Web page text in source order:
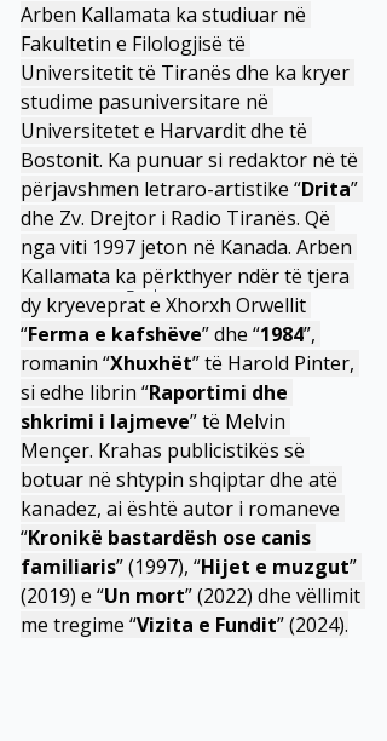
< Back
Arben Kallamata ka studiuar në
Fakultetin e Filologjisë të
Universitetit të Tiranës dhe ka kryer
studime pasuniversitare në
Universitetet e Harvardit dhe të
Bostonit. Ka punuar si redaktor në të
përjavshmen letraro-artistike “Drita”
dhe Zv. Drejtor i Radio Tiranës. Që
nga viti 1997 jeton në Kanada. Arben
Kallamata ka përkthyer ndër të tjera
dy kryeveprat e Xhorxh Orwellit
“Ferma e kafshëve” dhe “1984”,
romanin “Xhuxhët” të Harold Pinter,
si edhe librin “Raportimi dhe
shkrimi i lajmeve” të Melvin
Mençer. Krahas publicistikës së
botuar në shtypin shqiptar dhe atë
kanadez, ai është autor i romaneve
“Kronikë bastardësh ose canis
familiaris” (1997), “Hijet e muzgut”
(2019) e “Un mort” (2022) dhe vëllimit
me tregime “Vizita e Fundit” (2024).